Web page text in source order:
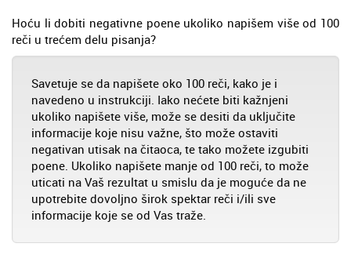
Hoću li dobiti negativne poene ukoliko napišem više od 100
reči u trećem delu pisanja?
Savetuje se da napišete oko 100 reči, kako je i
navedeno u instrukciji. Iako nećete biti kažnjeni
ukoliko napišete više, može se desiti da uključite
informacije koje nisu važne, što može ostaviti
negativan utisak na čitaoca, te tako možete izgubiti
poene. Ukoliko napišete manje od 100 reči, to može
uticati na Vaš rezultat u smislu da je moguće da ne
upotrebite dovoljno širok spektar reči i/ili sve
informacije koje se od Vas traže.